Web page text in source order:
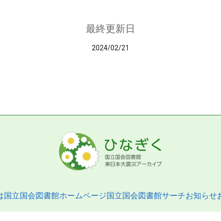
最終更新日
2024/02/21
国立国会図書館ホームページ国立国会図書館サーチお知らせ